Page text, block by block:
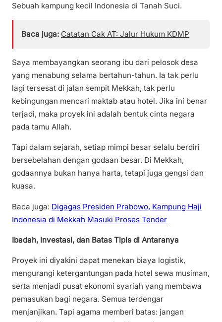
Sebuah kampung kecil Indonesia di Tanah Suci.
Baca juga: Catatan Cak AT: Jalur Hukum KDMP
Saya membayangkan seorang ibu dari pelosok desa
yang menabung selama bertahun-tahun. Ia tak perlu
lagi tersesat di jalan sempit Mekkah, tak perlu
kebingungan mencari maktab atau hotel. Jika ini benar
terjadi, maka proyek ini adalah bentuk cinta negara
pada tamu Allah.
Tapi dalam sejarah, setiap mimpi besar selalu berdiri
bersebelahan dengan godaan besar. Di Mekkah,
godaannya bukan hanya harta, tetapi juga gengsi dan
kuasa.
Baca juga: Digagas Presiden Prabowo, Kampung Haji
Indonesia di Mekkah Masuki Proses Tender
Ibadah, Investasi, dan Batas Tipis di Antaranya
Proyek ini diyakini dapat menekan biaya logistik,
mengurangi ketergantungan pada hotel sewa musiman,
serta menjadi pusat ekonomi syariah yang membawa
pemasukan bagi negara. Semua terdengar
menjanjikan. Tapi agama memberi batas: jangan